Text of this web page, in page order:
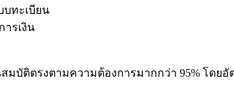
ทะเบียน
รเงิน
ติตรงตามความต้องการมากกว่า 95% โดย